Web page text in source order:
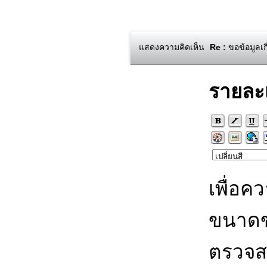
แสดงความคิดเห็น Re : ขอข้อมูลเ
รายล
เพื่อค
ขนาด
ตรวจ